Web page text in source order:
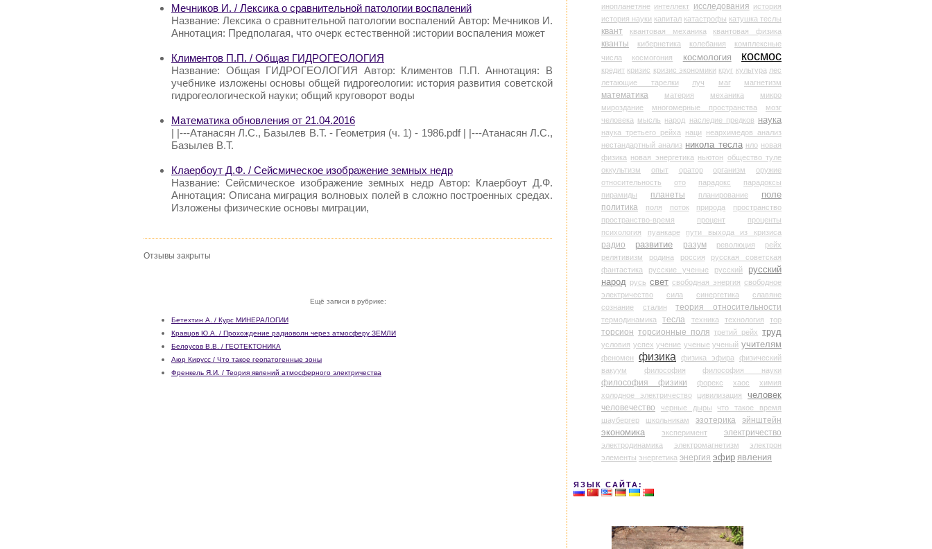
Мечников И. / Лексика о сравнительной патологии воспалений
Название: Лексика о сравнительной патологии воспалений Автор: Мечников И.
Аннотация: Предполагая, что очерк естественной :истории воспаления может
Климентов П.П. / Общая ГИДРОГЕОЛОГИЯ
Название: Общая ГИДРОГЕОЛОГИЯ Автор: Климентов П.П. Аннотация: В
учебнике изложены основы общей гидрогеологии: история развития советской
гидрогеологической науки; общий круговорот воды
Математика обновления от 21.04.2016
| |---Атанасян Л.С., Базылев В.Т. - Геометрия (ч. 1) - 1986.pdf | |---Атанасян Л.С.,
Базылев В.Т.
Клаербоут Д.Ф. / Сейсмическое изображение земных недр
Название: Сейсмическое изображение земных недр Автор: Клаербоут Д.Ф.
Аннотация: Описана миграция волновых полей в сложно построенных средах.
Изложены физические основы миграции,
Отзывы закрыты
Ещё записи в рубрике:
Бетехтин А. / Курс МИНЕРАЛОГИИ
Кравцов Ю.А. / Прохождение радиоволн через атмосферу ЗЕМЛИ
Белоусов В.В. / ГЕОТЕКТОНИКА
Аюр Кирусс / Что такое геопатогенные зоны
Френкель Я.И. / Теория явлений атмосферного электричества
инопланетяне интеллект исследования история
история науки капитал катастрофы катушка теслы
квант квантовая механика квантовая физика
кванты кибернетика колебания
комплексные
числа
космогония космология космос
кредит кризис кризис экономики круг культура лес
летающие тарелки
луч маг магнетизм
математика материя механика
микро
мироздание
многомерные пространства
мозг
человека мысль народ наследие предков наука
наука третьего рейха наци
неархимедов анализ
нестандартный анализ никола тесла нло новая
физика новая энергетика ньютон общество туле
оккультизм
опыт оратор организм
оружие
относительность
ото парадокс
парадоксы
пирамиды
планеты планирование
поле
политика
поля поток природа
пространство
пространство-время
процент
проценты
психология
пуанкаре пути выхода из кризиса
радио развитие разум революция
рейх
релятивизм
родина россия
русская советская
фантастика
русские ученые русский
русский
народ русь свет свободная энергия свободное
электричество
сила синергетика
славяне
сознание
сталин теория относительности
термодинамика тесла техника технология тор
торсион торсионные поля третий рейх труд
условия успех учение ученые ученый учителям
феномен физика физика эфира
физический
вакуум
философия философия науки
философия физики форекс хаос
химия
холодное электричество
цивилизация человек
человечество черные дыры
что такое время
шаубергер
школьникам эзотерика
эйнштейн
экономика
эксперимент электричество
электродинамика электромагнетизм
электрон
элементы энергетика энергия эфир явления
ЯЗЫК САЙТА: